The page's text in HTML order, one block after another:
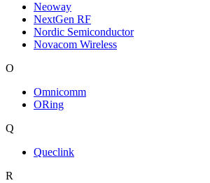
Neoway
NextGen RF
Nordic Semiconductor
Novacom Wireless
O
Omnicomm
ORing
Q
Queclink
R